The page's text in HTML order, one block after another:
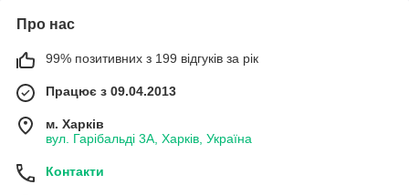
Про нас
99% позитивних з 199 відгуків за рік
Працює з 09.04.2013
м. Харків
вул. Гарібальді 3А, Харків, Україна
Контакти